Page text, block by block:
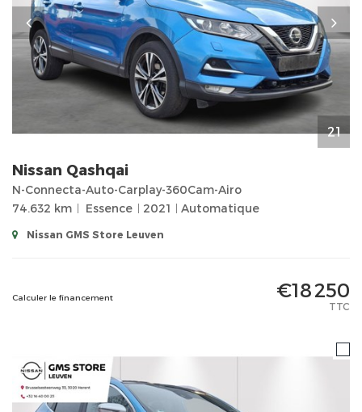
21
Nissan Qashqai
N-Connecta-Auto-Carplay-360Cam-Airo
74.632 km
Essence 2021 Automatique
Nissan GMS Store Leuven
Calculer le financement €18 250
TTC